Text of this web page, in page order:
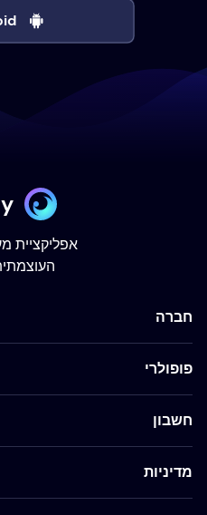
אפליקציית
חברה
פופולרי
חשבון
מדיניות